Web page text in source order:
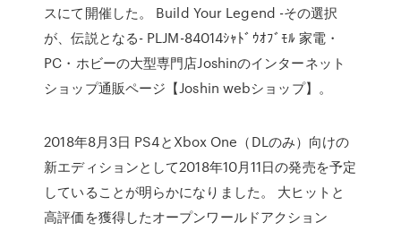
スにて開催した。 Build Your Legend -その選択
が、伝説となる- PLJM-84014ｼｬﾄﾞｳｵﾌﾞﾓﾙ 家電・
PC・ホビーの大型専門店Joshinのインターネット
ショップ通販ページ【Joshin webショップ】。
2018年8月3日 PS4とXbox One（DLのみ）向けの
新エディションとして2018年10月11日の発売を予定
していることが明らかになりました。 大ヒットと
高評価を獲得したオープンワールドアクション